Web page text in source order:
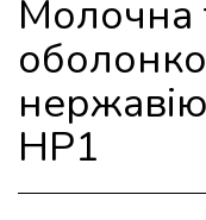
Молочна
HP1